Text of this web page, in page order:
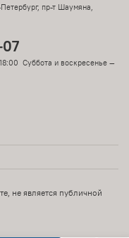
пр-т Шаумяна,
Суббота и воскресенье —
не является публичной